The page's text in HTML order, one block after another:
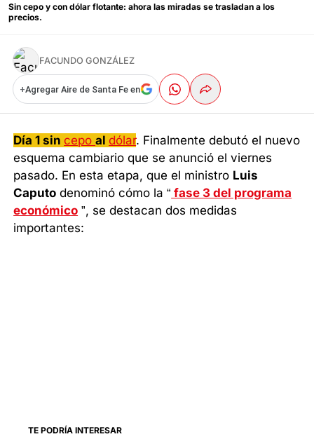
Sin cepo y con dólar flotante: ahora las miradas se trasladan a los
precios.
FACUNDO GONZÁLEZ
+Agregar Aire de Santa Fe en
Día 1 sin cepoal dólar. Finalmente debutó el nuevo
esquema cambiario que se anunció el viernes
pasado. En esta etapa, que el ministro Luis
Caputo denominó cómo la “ fase 3 del programa
económico ”, se destacan dos medidas
importantes:
TE PODRÍA INTERESAR